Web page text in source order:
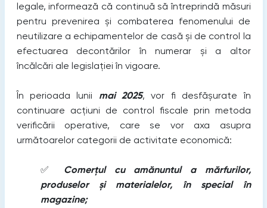
legale, informează că continuă să întreprindă măsuri
pentru prevenirea și combaterea fenomenului de
neutilizare a echipamentelor de casă și de control la
efectuarea decontărilor în numerar și a altor
încălcări ale legislației în vigoare.
În perioada lunii mai 2025, vor fi desfășurate în
continuare acțiuni de control fiscale prin metoda
verificării operative, care se vor axa asupra
următoarelor categorii de activitate economică:
✅ Comerțul cu amănuntul a mărfurilor,
produselor și materialelor, în special în
magazine;